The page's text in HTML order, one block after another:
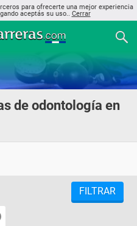
para ofrecerte una mejor experiencia
aceptás su uso.. Cerrar
de odontología en
FILTRAR